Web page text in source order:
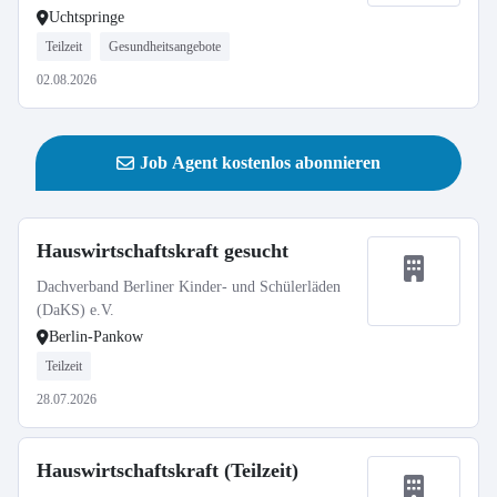
Uchtspringe
Teilzeit Gesundheitsangebote
02.08.2026
Job Agent kostenlos abonnieren
Hauswirtschaftskraft gesucht
Dachverband Berliner Kinder- und Schülerläden
(DaKS) e.V.
Berlin-Pankow
Teilzeit
28.07.2026
Hauswirtschaftskraft (Teilzeit)